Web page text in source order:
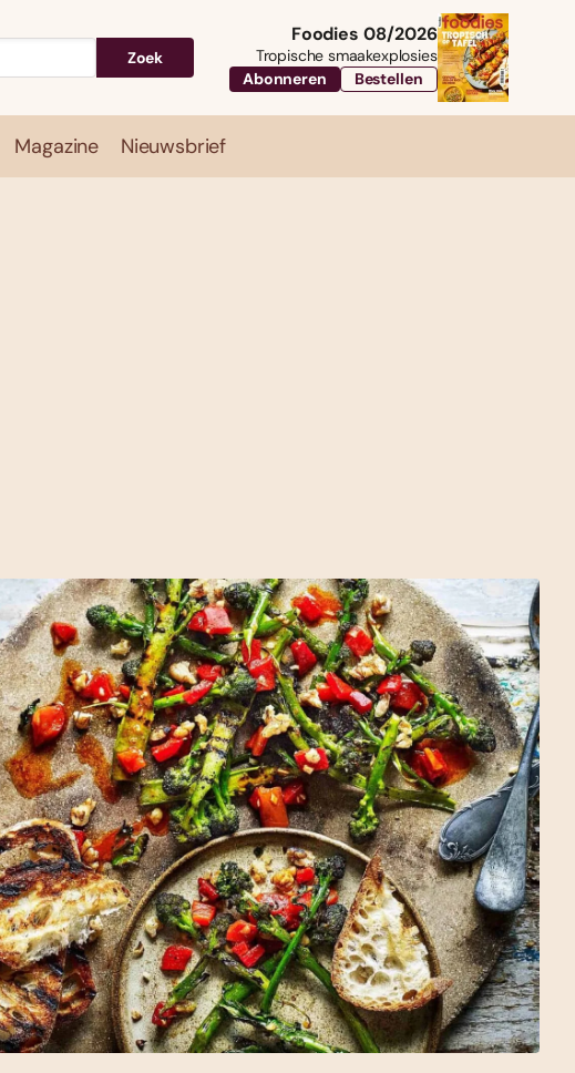
Zoek
Foodies 08/2026
Tropische smaakexplosies
Abonneren
Bestellen
Magazine Nieuwsbrief